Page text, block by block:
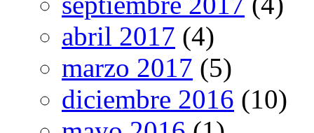
abril 2017 (4)
marzo 2017 (5)
diciembre 2016 (10)